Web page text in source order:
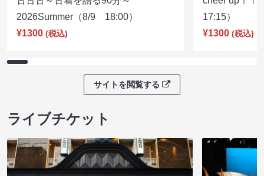
2026Summer（8/9 18:00）
¥1300 (税込)
17:15）
¥1300 (税込)
サイトを閲覧する
ライブチケット